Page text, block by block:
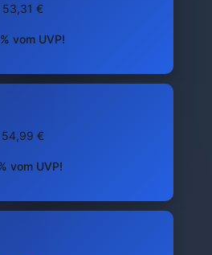
53,31 €
vom UVP!
54,99 €
vom UVP!